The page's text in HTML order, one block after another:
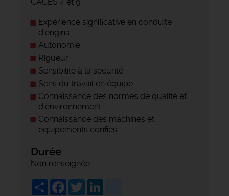
Expérience significative en conduite
d'engins
Autonomie
Rigueur
Sensibilité à la sécurité
Sens du travail en équipe
Connaissance des normes de qualité et
d’environnement
Connaissance des machines et
équipements confiés
Durée
Non renseignée
ShareFacebook
Twitter